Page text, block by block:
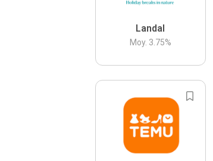
Landal
Moy. 3.75%